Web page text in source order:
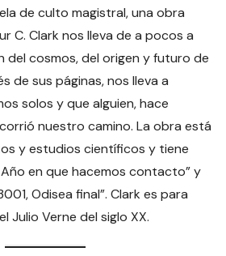
de culto magistral, una obra
C. Clark nos lleva de a pocos a
del cosmos, del origen y futuro de
de sus páginas, nos lleva a
solos y que alguien, hace
nuestro camino. La obra está
y estudios científicos y tiene
Año en que hacemos contacto” y
Odisea final”. Clark es para
Julio Verne del siglo XX.